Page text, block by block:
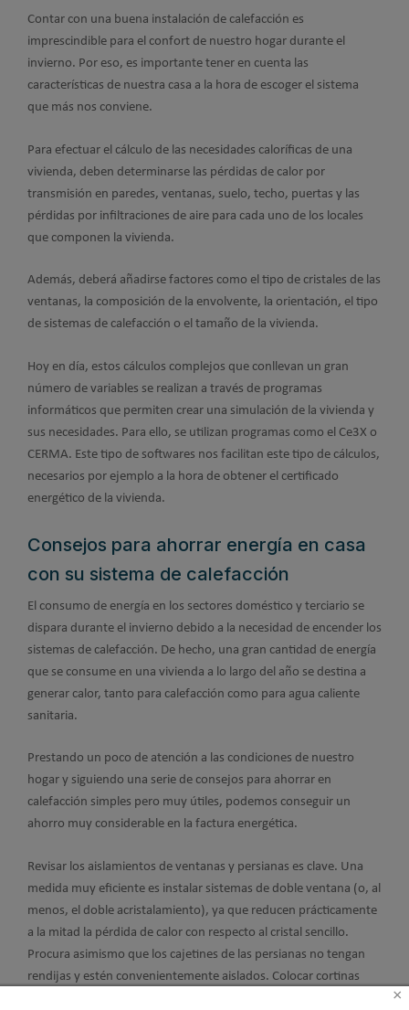
Contar con una buena instalación de calefacción es
imprescindible para el confort de nuestro hogar durante el
invierno. Por eso, es importante tener en cuenta las
características de nuestra casa a la hora de escoger el sistema
que más nos conviene.
Para efectuar el cálculo de las necesidades caloríficas de una
vivienda, deben determinarse las pérdidas de calor por
transmisión en paredes, ventanas, suelo, techo, puertas y las
pérdidas por infiltraciones de aire para cada uno de los locales
que componen la vivienda.
Además, deberá añadirse factores como el tipo de cristales de las
ventanas, la composición de la envolvente, la orientación, el tipo
de sistemas de calefacción o el tamaño de la vivienda.
Hoy en día, estos cálculos complejos que conllevan un gran
número de variables se realizan a través de programas
informáticos que permiten crear una simulación de la vivienda y
sus necesidades. Para ello, se utilizan programas como el Ce3X o
CERMA. Este tipo de softwares nos facilitan este tipo de cálculos,
necesarios por ejemplo a la hora de obtener el certificado
energético de la vivienda.
Consejos para ahorrar energía en casa
con su sistema de calefacción
El consumo de energía en los sectores doméstico y terciario se
dispara durante el invierno debido a la necesidad de encender los
sistemas de calefacción. De hecho, una gran cantidad de energía
que se consume en una vivienda a lo largo del año se destina a
generar calor, tanto para calefacción como para agua caliente
sanitaria.
Prestando un poco de atención a las condiciones de nuestro
hogar y siguiendo una serie de consejos para ahorrar en
calefacción simples pero muy útiles, podemos conseguir un
ahorro muy considerable en la factura energética.
Revisar los aislamientos de ventanas y persianas es clave. Una
medida muy eficiente es instalar sistemas de doble ventana (o, al
menos, el doble acristalamiento), ya que reducen prácticamente
a la mitad la pérdida de calor con respecto al cristal sencillo.
Procura asimismo que los cajetines de las persianas no tengan
rendijas y estén convenientemente aislados. Colocar cortinas
×